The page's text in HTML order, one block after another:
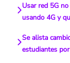
Usar red 5G
usando 4G y
Se alista
estudiantes